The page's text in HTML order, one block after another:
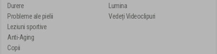
Durere
Probleme ale pielii
Leziuni sportive
Anti-Aging
Copii
Lumina
Vedeți Videoclipuri